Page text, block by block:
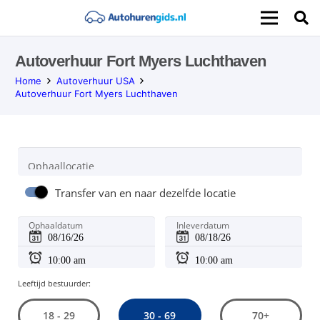
Autoverhuur Fort Myers Luchthaven
Home
Autoverhuur USA
Autoverhuur Fort Myers Luchthaven
Ophaallocatie
Transfer van en naar dezelfde locatie
Ophaaldatum Inleverdatum
Leeftijd bestuurder:
18 - 29 30 - 69 70+